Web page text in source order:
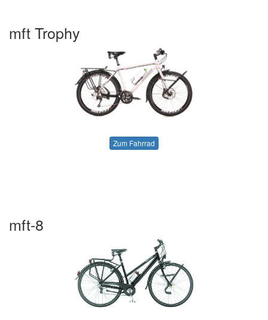
mft Trophy
Zum Fahrrad
mft-8